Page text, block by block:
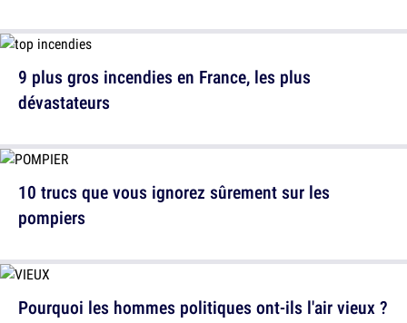
10 trucs que vous ignorez sûrement sur les
pompiers
9 plus gros incendies en France, les plus
dévastateurs
Pourquoi les hommes politiques ont-ils l'air vieux ?